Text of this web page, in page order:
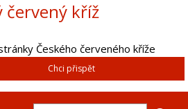
červený kříž
Českého červeného kříže
Chci přispět